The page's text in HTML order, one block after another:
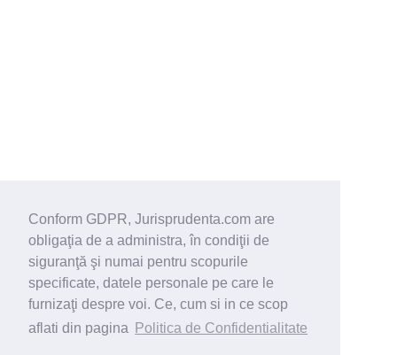
Conform GDPR, Jurisprudenta.com are
obligaţia de a administra, în condiţii de
siguranţă şi numai pentru scopurile
specificate, datele personale pe care le
furnizaţi despre voi. Ce, cum si in ce scop
aflati din pagina
Politica de Confidentialitate